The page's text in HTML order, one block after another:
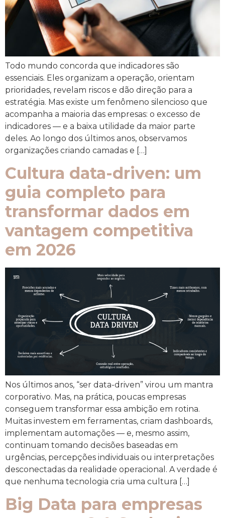
Todo mundo concorda que indicadores são
essenciais. Eles organizam a operação, orientam
prioridades, revelam riscos e dão direção para a
estratégia. Mas existe um fenômeno silencioso que
acompanha a maioria das empresas: o excesso de
indicadores — e a baixa utilidade da maior parte
deles. Ao longo dos últimos anos, observamos
organizações criando camadas e […]
Cultura data-driven: um
guia completo para
transformar dados em
vantagem competitiva
em 2026
Nos últimos anos, “ser data-driven” virou um mantra
corporativo. Mas, na prática, poucas empresas
conseguem transformar essa ambição em rotina.
Muitas investem em ferramentas, criam dashboards,
implementam automações — e, mesmo assim,
continuam tomando decisões baseadas em
urgências, percepções individuais ou interpretações
desconectadas da realidade operacional. A verdade é
que nenhuma tecnologia cria uma cultura […]
Big Data para empresas